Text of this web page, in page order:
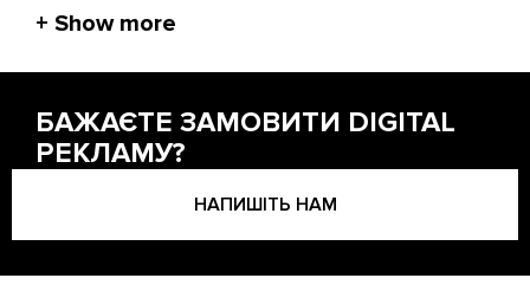
БАЖАЄТЕ ЗАМОВИТИ DIGITAL
РЕКЛАМУ?
НАПИШІТЬ НАМ